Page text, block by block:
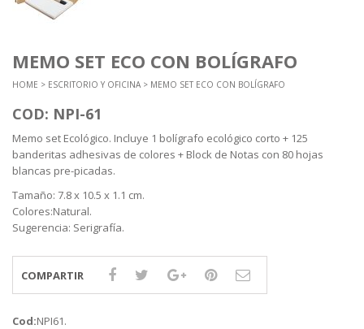
MEMO SET ECO CON BOLÍGRAFO
HOME > ESCRITORIO Y OFICINA > MEMO SET ECO CON BOLÍGRAFO
COD: NPI-61
Memo set Ecológico. Incluye 1 bolígrafo ecológico corto + 125
banderitas adhesivas de colores + Block de Notas con 80 hojas
blancas pre-picadas.
Tamaño: 7.8 x 10.5 x 1.1 cm.
Colores:Natural.
Sugerencia: Serigrafía.
COMPARTIR
Cod:NPI61.